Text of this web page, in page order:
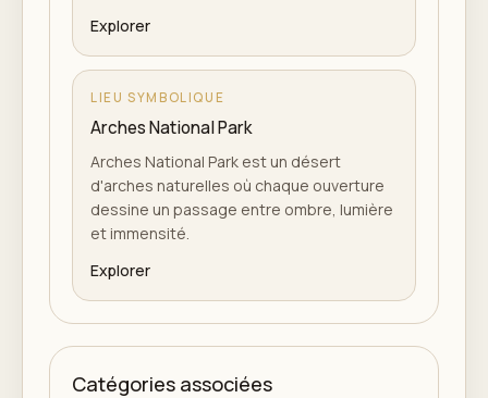
Explorer
LIEU SYMBOLIQUE
Arches National Park
Arches National Park est un désert
d'arches naturelles où chaque ouverture
dessine un passage entre ombre, lumière
et immensité.
Explorer
Catégories associées